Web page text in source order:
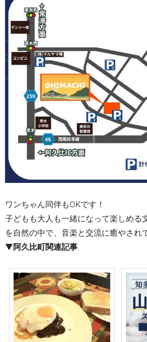
ワンちゃん同伴もOKです！
子どもも大人も一緒になって楽しめる
を自然の中で、音楽と交流に癒やされ
▼阿久比町関連記事